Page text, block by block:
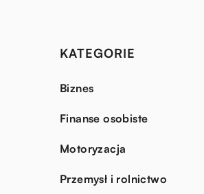
KATEGORIE
Biznes
Finanse osobiste
Motoryzacja
Przemysł i rolnictwo